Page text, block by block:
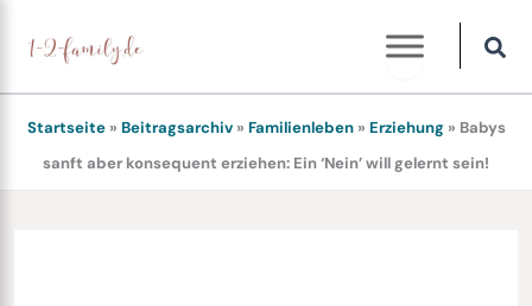
Inhalt
springen
Startseite» Beitragsarchiv» Familienleben» Erziehung» Babys
sanft aber konsequent erziehen: Ein ‘Nein’ will gelernt sein!